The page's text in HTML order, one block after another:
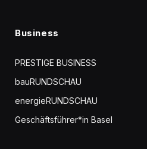
Business
PRESTIGE BUSINESS
bauRUNDSCHAU
energieRUNDSCHAU
Geschäftsführer*in Basel